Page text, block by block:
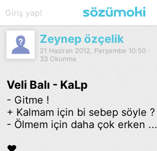
Giriş yap!
Zeynep özçelik
21 Haziran 2012, Perşembe 10:50 ·
33 Okunma
Veli Balı - KaLp
- Gitme !
+ Kalmam için bi sebep söyle ?
- Ölmem için daha çok erken ...